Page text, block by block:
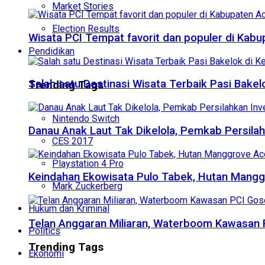
Market Stories
Election Results
Pendidikan
Trending Tags
Nintendo Switch
CES 2017
Playstation 4 Pro
Mark Zuckerberg
Hukum dan Kriminal
Politics
Ekonomi
Wisata PCI Tempat favorit dan populer di
Salah satu Destinasi Wisata Terbaik Pasi
Danau Anak Laut Tak Dikelola, Pemkab
Keindahan Ekowisata Pulo Tabek, Hutan
Telan Anggaran Miliaran, Waterboom
Trending Tags